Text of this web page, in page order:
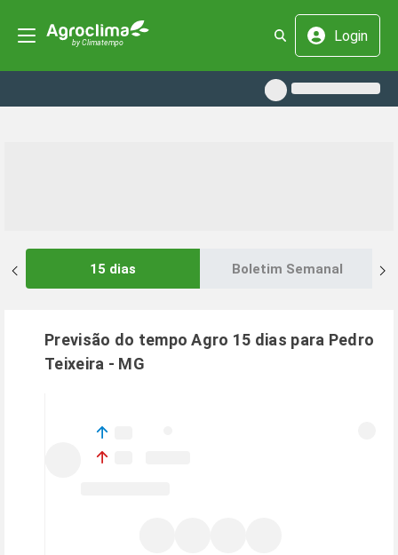
Login
15 dias Boletim Semanal
Previsão do tempo Agro 15 dias para Pedro
Teixeira - MG